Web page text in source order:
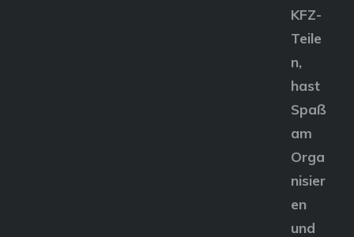
KFZ-
Teile
n,
hast
Spaß
am
Orga
nisier
en
und